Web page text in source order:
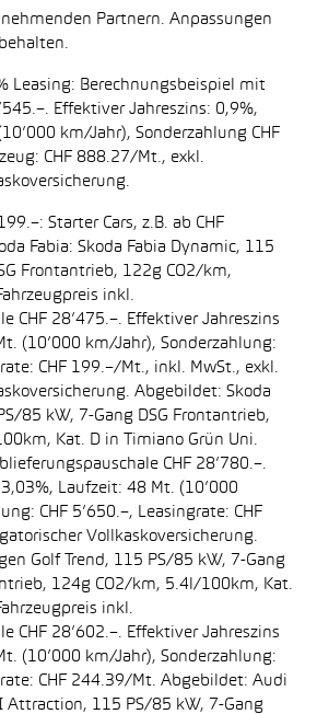
Partnern. Anpassungen
Leasing: Berechnungsbeispiel mit
Effektiver Jahreszins: 0,9%,
km/Jahr), Sonderzahlung CHF
CHF 888.27/Mt., exkl.
Starter Cars, z.B. ab CHF
Fabia: Skoda Fabia Dynamic, 115
Frontantrieb, 122g CO2/km,
inkl.
CHF 28’475.–. Effektiver Jahreszins
(10’000 km/Jahr), Sonderzahlung:
CHF 199.–/Mt., inkl. MwSt., exkl.
Abgebildet: Skoda
85 kW, 7-Gang DSG Frontantrieb,
Kat. D in Timiano Grün Uni.
CHF 28’780.–.
Laufzeit: 48 Mt. (10’000
CHF 5’650.–, Leasingrate: CHF
Vollkaskoversicherung.
Golf Trend, 115 PS/85 kW, 7-Gang
124g CO2/km, 5.4l/100km, Kat.
inkl.
CHF 28’602.–. Effektiver Jahreszins
(10’000 km/Jahr), Sonderzahlung:
CHF 244.39/Mt. Abgebildet: Audi
Attraction, 115 PS/85 kW, 7-Gang